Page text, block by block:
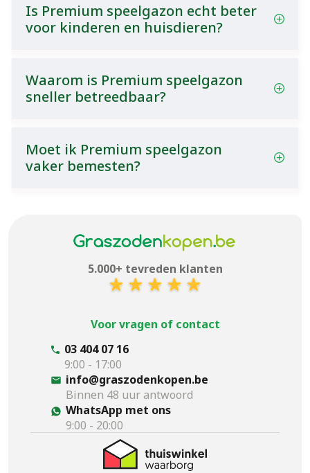
Is Premium speelgazon echt beter
voor kinderen en huisdieren?
Waarom is Premium speelgazon
sneller betreedbaar?
Moet ik Premium speelgazon
vaker bemesten?
5.000+ tevreden klanten
Voor vragen of contact
03 404 07 16
9:00 - 17:00
info@graszodenkopen.be
Binnen 48 uur antwoord
WhatsApp met ons
9:00 - 20:00